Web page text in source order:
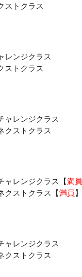
ストクラス
レンジクラス
ストクラス
ャレンジクラス
クストクラス
ャレンジクラス【満員
クストクラス【満員 】
ャレンジクラス
クストクラス